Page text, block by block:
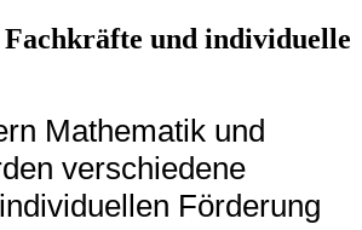
Fachkräfte und individuelle
Mathematik und
verschiedene
Förderung